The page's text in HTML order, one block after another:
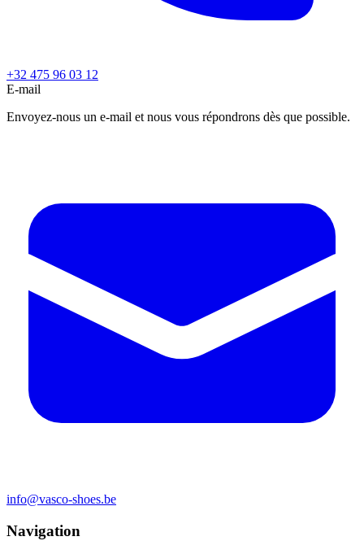
+32 475 96 03 12
E-mail
Envoyez-nous un e-mail et nous vous répondrons dès que possible.
info@vasco-shoes.be
Navigation